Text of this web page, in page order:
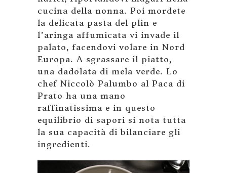
cucina della nonna. Poi mordete
la delicata pasta del plin e
l’aringa affumicata vi invade il
palato, facendovi volare in Nord
Europa. A sgrassare il piatto,
una dadolata di mela verde. Lo
chef Niccolò Palumbo al Paca di
Prato ha una mano
raffinatissima e in questo
equilibrio di sapori si nota tutta
la sua capacità di bilanciare gli
ingredienti.